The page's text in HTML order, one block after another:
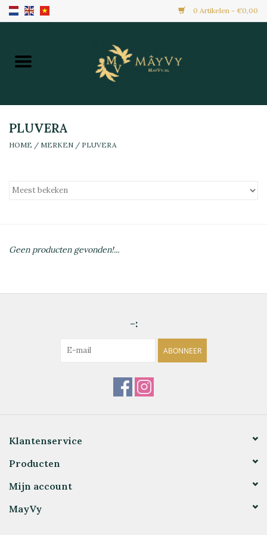
0 Artikelen - €0,00
Home
Nieuw Binnen
Alle Producten
PLUVERA
HOME / MERKEN / PLUVERA
Geen producten gevonden!...
-:
ABONNEER
Klantenservice
Producten
Mijn account
MayVy